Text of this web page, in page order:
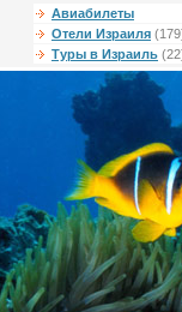
Авиабилеты
Отели Израиля
Туры в Израиль